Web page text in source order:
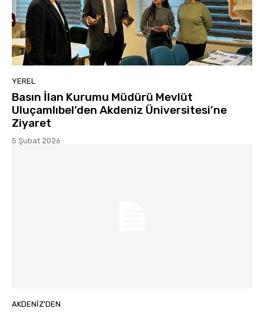
YEREL
Basın İlan Kurumu Müdürü Mevlüt
Uluçamlıbel’den Akdeniz Üniversitesi’ne
Ziyaret
5 Şubat 2026
AKDENIZ'DEN